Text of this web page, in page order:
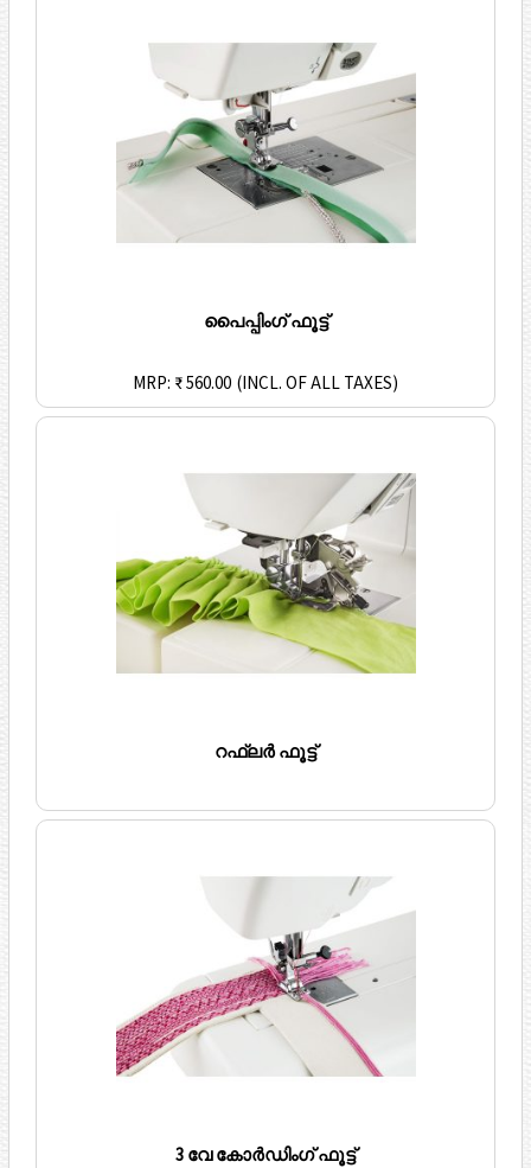
പൈപ്പിംഗ് ഫൂട്ട്
MRP: ₹ 560.00 (INCL. OF ALL TAXES)
റഫ്ലർ ഫൂട്ട്
3 വേ കോർഡിംഗ് ഫൂട്ട്